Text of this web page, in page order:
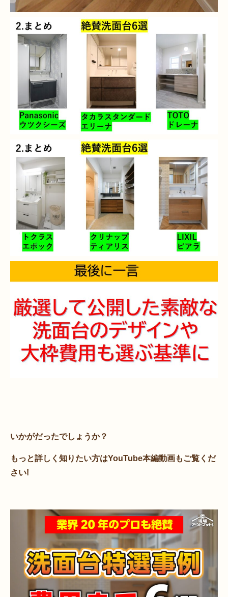
いかがだったでしょうか？
もっと詳しく知りたい方はYouTube本編動画もご覧くだ
さい!